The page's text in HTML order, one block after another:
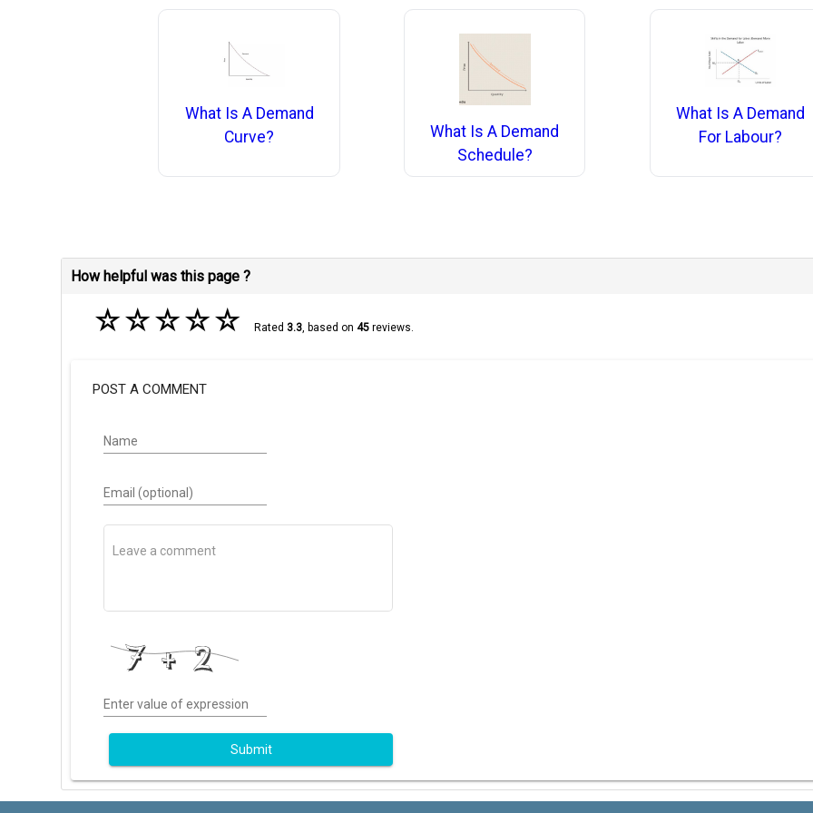
What Is A Demand
Curve?
What Is A Demand
Schedule?
What Is A Demand
For Labour?
How helpful was this page ?
☆☆☆☆☆ Rated 3.3, based on 45reviews.
POST A COMMENT
Name
Email (optional)
Enter value of expression
Submit